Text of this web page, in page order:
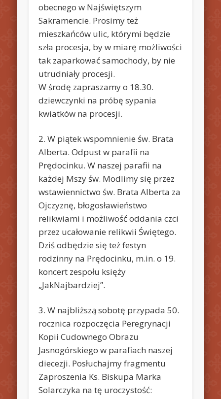
obecnego w Najświętszym
Sakramencie. Prosimy też
mieszkańców ulic, którymi będzie
szła procesja, by w miarę możliwości
tak zaparkować samochody, by nie
utrudniały procesji.
W środę zapraszamy o 18.30.
dziewczynki na próbę sypania
kwiatków na procesji.
2. W piątek wspomnienie św. Brata
Alberta. Odpust w parafii na
Prędocinku. W naszej parafii na
każdej Mszy św. Modlimy się przez
wstawiennictwo św. Brata Alberta za
Ojczyznę, błogosławieństwo
relikwiami i możliwość oddania czci
przez ucałowanie relikwii Świętego.
Dziś odbędzie się też festyn
rodzinny na Prędocinku, m.in. o 19.
koncert zespołu księży
„JakNajbardziej”.
3. W najbliższą sobotę przypada 50.
rocznica rozpoczęcia Peregrynacji
Kopii Cudownego Obrazu
Jasnogórskiego w parafiach naszej
diecezji. Posłuchajmy fragmentu
Zaproszenia Ks. Biskupa Marka
Solarczyka na tę uroczystość: